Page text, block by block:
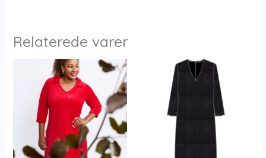
Relaterede varer